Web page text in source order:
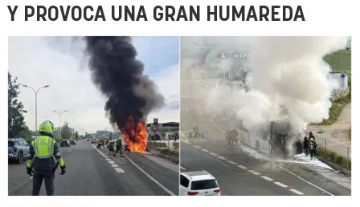
Y PROVOCA UNA GRAN HUMAREDA